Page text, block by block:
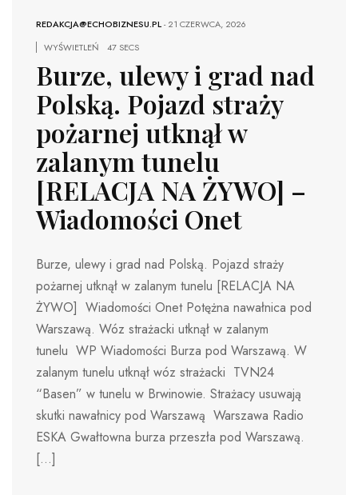
REDAKCJA@ECHOBIZNESU.PL-21 CZERWCA, 2026
WYŚWIETLEŃ
47 SECS
Burze, ulewy i grad nad
Polską. Pojazd straży
pożarnej utknął w
zalanym tunelu
[RELACJA NA ŻYWO] –
Wiadomości Onet
Burze, ulewy i grad nad Polską. Pojazd straży
pożarnej utknął w zalanym tunelu [RELACJA NA
ŻYWO] Wiadomości Onet Potężna nawałnica pod
Warszawą. Wóz strażacki utknął w zalanym
tunelu WP Wiadomości Burza pod Warszawą. W
zalanym tunelu utknął wóz strażacki TVN24
“Basen” w tunelu w Brwinowie. Strażacy usuwają
skutki nawałnicy pod Warszawą Warszawa Radio
ESKA Gwałtowna burza przeszła pod Warszawą.
[…]